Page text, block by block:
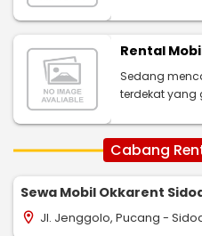
Rental
Sedang
terdekat yang
Cabang
Sewa Mobil Okkarent
location_on Jl. Jenggolo, Pucang -